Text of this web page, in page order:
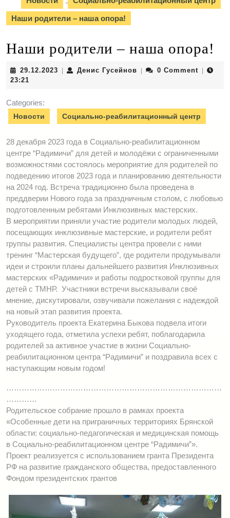
Наши родители – наша опора!
Наши родители – наша опора!
29.12.2023 29.12.2023Денис Гусейнов Денис0 Comment
23:21
Categories:
Новости Социально-реабилитационный центр
28 декабря 2023 года в Социально-реабилитационном
центре “Радимичи” для детей и молодёжи с ограниченными
возможностями состоялось мероприятие для родителей по
подведению итогов 2023 года и планированию деятельности
на 2024 год. Встреча традиционно была проведена в
преддверии Нового года за праздничным столом, с любовью
подготовленным ребятами Инклюзивных мастерских.
В мероприятии приняли участие родители молодых людей,
посещающих инклюзивные мастерские, и родители ребят
группы развития. Специалисты центра провели с ними
тренинг “Мастерская будущего”, где родители продумывали
идеи и строили планы дальнейшего развития Инклюзивных
мастерских «Радимичи» и работы подростковой группы для
детей с ТМНР. Участники встречи высказывали своё
мнение, дискутировали, озвучивали пожелания с надеждой
на новый этап развития проекта.
Руководитель проекта Екатерина Быкова подвела итоги
уходящего года, отметила успехи ребят, поблагодарила
родителей за активное участие в жизни Социально-
реабилитационном центра “Радимичи” и поздравила всех с
наступающим новым годом!
…………………………………………………………………………
…………
Родительское собрание прошло в рамках проекта
«Особенные дети на приграничных территориях Брянской
области: социально-педагогическая и медицинская помощь
в Социально-реабилитационном центре “Радимичи”».
Проект реализуется с использованием гранта Президента
РФ на развитие гражданского общества, предоставленного
Фондом президентских грантов